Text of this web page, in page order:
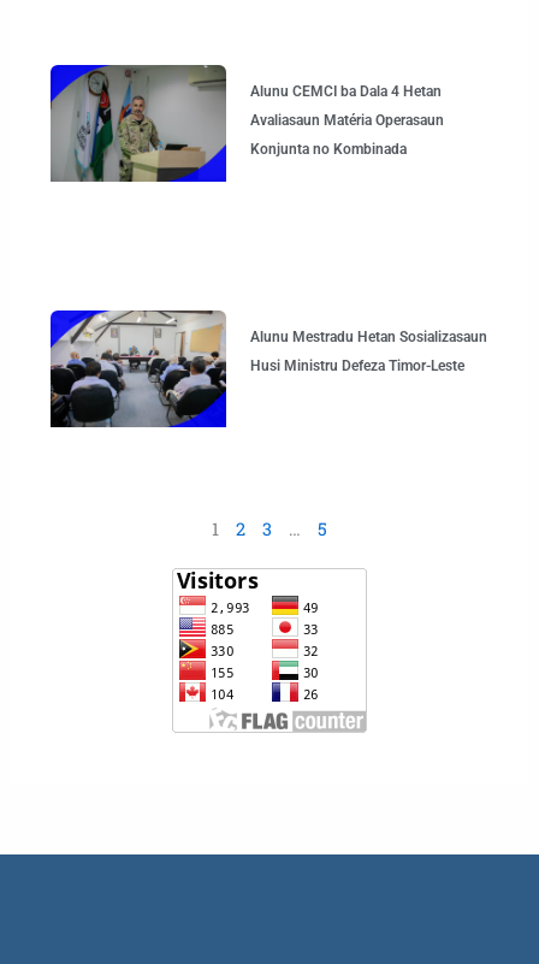
Alunu CEMCI ba Dala 4 Hetan
Avaliasaun Matéria Operasaun
Konjunta no Kombinada
Alunu Mestradu Hetan Sosializasaun
Husi Ministru Defeza Timor-Leste
1 2 3 … 5